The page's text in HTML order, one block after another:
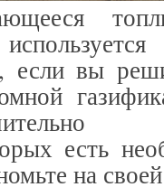
если вы
есть
на